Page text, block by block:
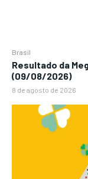
Brasil
Resultado da
(09/08/2026)
8 de agosto de 2026